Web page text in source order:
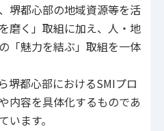
堺都心部の地域資源等を活
磨く」取組に加え、人・地
「魅力を結ぶ」取組を一体
堺都心部におけるSMIプロ
内容を具体化するものであ
います。